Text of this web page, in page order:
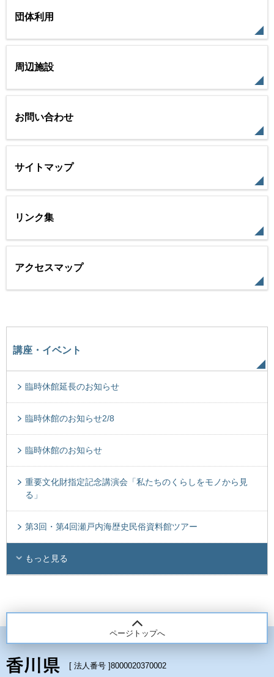
団体利用
周辺施設
お問い合わせ
サイトマップ
リンク集
アクセスマップ
講座・イベント
臨時休館延長のお知らせ
臨時休館のお知らせ2/8
臨時休館のお知らせ
重要文化財指定記念講演会「私たちのくらしをモノから見
る」
第3回・第4回瀬戸内海歴史民俗資料館ツアー
もっと見る
ページトップへ
[ 法人番号 ]8000020370002